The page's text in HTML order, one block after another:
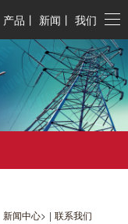
产品 丨 新闻 丨 我们
新闻中心> | 联系我们